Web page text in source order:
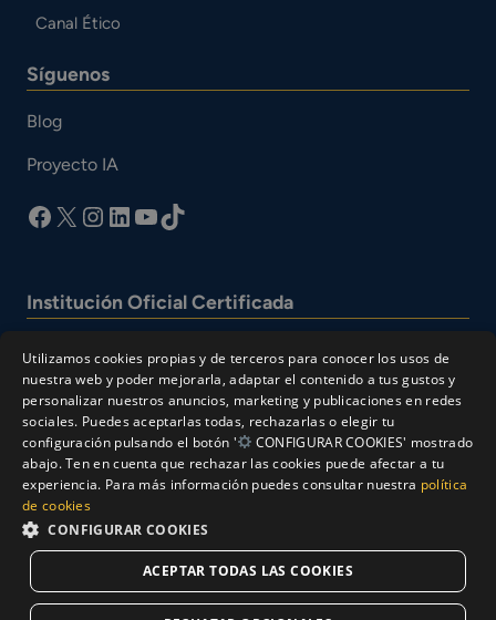
Canal Ético
Síguenos
Blog
Proyecto IA
facebook
X Instagram
LinkedIn
YouTube
TikTok
Institución Oficial Certificada
Aviso Legal
Política de Cookies
Utilizamos cookies propias y de terceros para conocer los usos de
nuestra web y poder mejorarla, adaptar el contenido a tus gustos y
personalizar nuestros anuncios, marketing y publicaciones en redes
sociales. Puedes aceptarlas todas, rechazarlas o elegir tu
configuración pulsando el botón '
CONFIGURAR COOKIES' mostrado
abajo. Ten en cuenta que rechazar las cookies puede afectar a tu
experiencia. Para más información puedes consultar nuestra política
de cookies
CONFIGURAR COOKIES
ACEPTAR TODAS LAS COOKIES